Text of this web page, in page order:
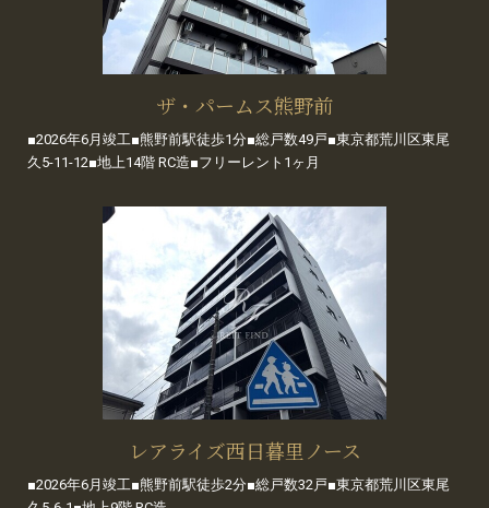
ザ・パームス熊野前
■2026年6月竣工■熊野前駅徒歩1分■総戸数49戸■東京都荒川区東尾
久5-11-12■地上14階 RC造■フリーレント1ヶ月
レアライズ西日暮里ノース
■2026年6月竣工■熊野前駅徒歩2分■総戸数32戸■東京都荒川区東尾